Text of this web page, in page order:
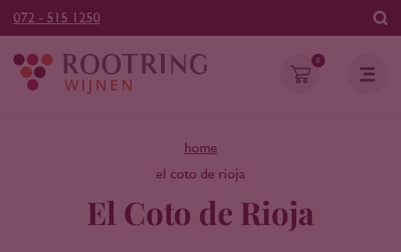
072 - 515 1250
0
home
el coto de rioja
El Coto de Rioja